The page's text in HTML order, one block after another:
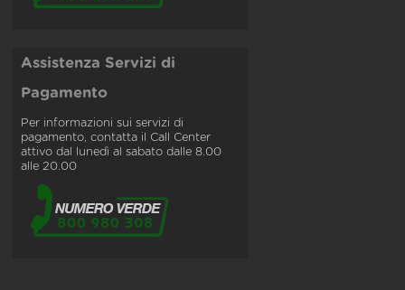
Assistenza Servizi di
Pagamento
Per informazioni sui servizi di
pagamento, contatta il Call Center
attivo dal lunedì al sabato dalle 8.00
alle 20.00